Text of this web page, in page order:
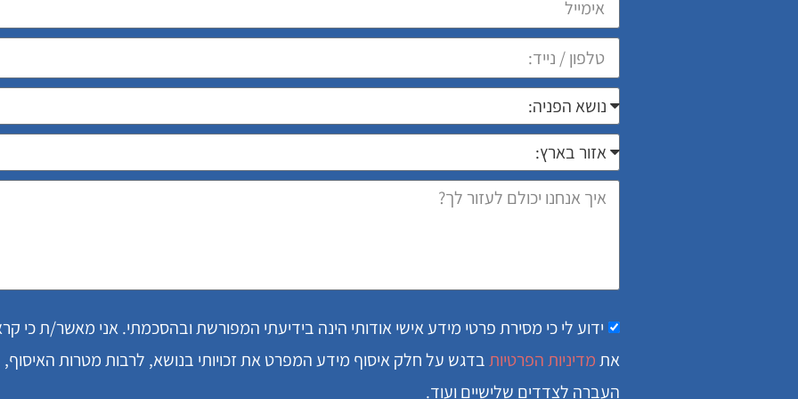
ידוע לי כי מסירת פרטי מידע אישי אודותי הינה בידיעתי המפורשת ובהסכמתי. אני מאשר/ת כי
אתמדיניות הפרטיותבדגש על חלק איסוף מידע המפרט את זכויותי בנושא, לרבות מטרות האיסוף,
העברה לצדדים שלישיים ועוד.